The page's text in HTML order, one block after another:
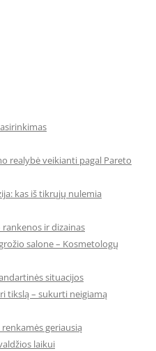
realybė veikianti pagal Pareto
kas iš tikrųjų nulemia
ir dizainas
salone – Kosmetologų
situacijos
tikslą – sukurti neigiamą
geriausią
laikui